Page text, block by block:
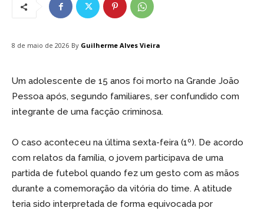
8 de maio de 2026 By Guilherme Alves Vieira
Um adolescente de 15 anos foi morto na Grande João
Pessoa após, segundo familiares, ser confundido com
integrante de uma facção criminosa.
O caso aconteceu na última sexta-feira (1º). De acordo
com relatos da família, o jovem participava de uma
partida de futebol quando fez um gesto com as mãos
durante a comemoração da vitória do time. A atitude
teria sido interpretada de forma equivocada por